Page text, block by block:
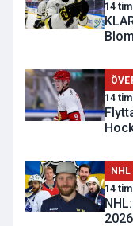
14
14
NHL
14
2026